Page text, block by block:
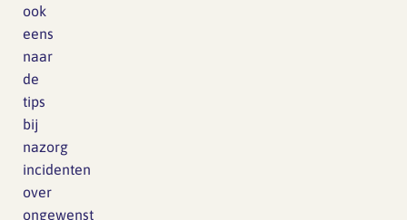
ook
eens
naar
de
tips
bij
nazorg
incidenten
over
ongewenst